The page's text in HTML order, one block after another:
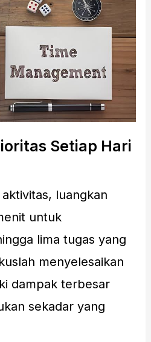
Setiap Hari
luangkan
untuk
lima tugas yang
menyelesaikan
dampak terbesar
sekadar yang